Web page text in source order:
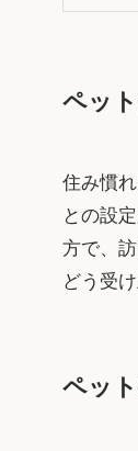
ペッ
住み慣
との設
方で、
どう受
ペッ